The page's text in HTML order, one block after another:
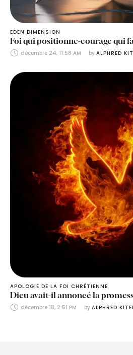
EDEN DIMENSION
Foi qui positionne-courage qui
décembre 24, 11:58 AM by ALPHRED
APOLOGIE DE LA FOI CHRÉTIENNE
Dieu avait-il annoncé la
décembre 18, 2:51 PM by ALPHRED